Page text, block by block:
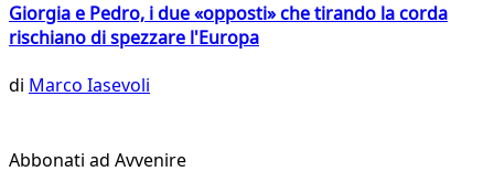
Giorgia e Pedro, i due «opposti» che tirando la corda
rischiano di spezzare l'Europa
di Marco Iasevoli
Abbonati ad Avvenire